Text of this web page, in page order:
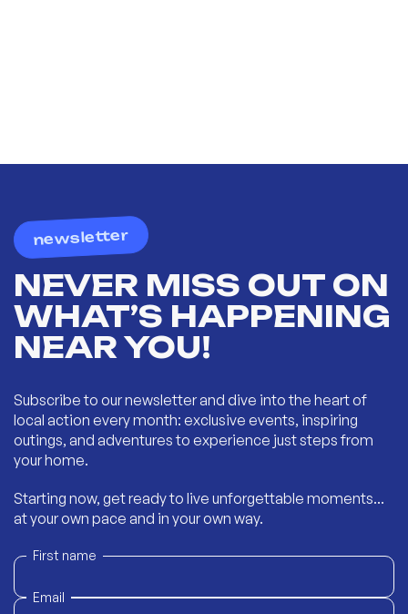
newsletter
NEVER MISS OUT ON
WHAT’S HAPPENING
NEAR YOU!
Subscribe to our newsletter and dive into the heart of
local action every month: exclusive events, inspiring
outings, and adventures to experience just steps from
your home.
Starting now, get ready to live unforgettable moments...
at your own pace and in your own way.
First name
Email